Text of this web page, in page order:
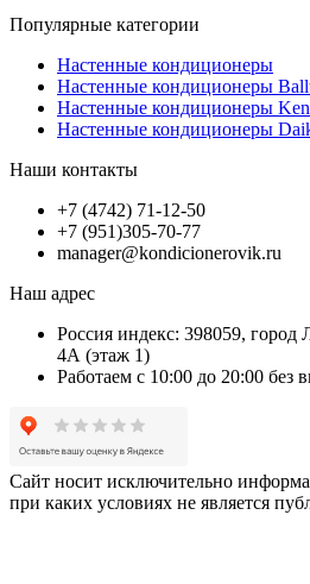
Популярные категории
Настенные кондиционеры
Настенные кондиционеры
Настенные кондиционеры
Настенные кондиционеры
Наши контакты
+7 (4742) 71-12-50
+7 (951)305-70-77
manager@kondicionerovik.ru
Наш адрес
Россия индекс: 398059,
4А (этаж 1)
Работаем с 10:00 до 20:00 без
Сайт носит исключительно
при каких условиях не является